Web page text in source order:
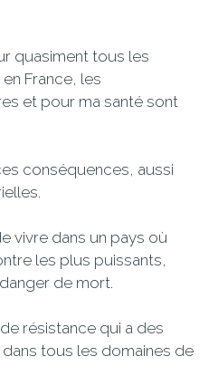
quasiment tous les
France, les
et pour ma santé sont
conséquences, aussi
vivre dans un pays où
les plus puissants,
de mort.
résistance qui a des
tous les domaines de